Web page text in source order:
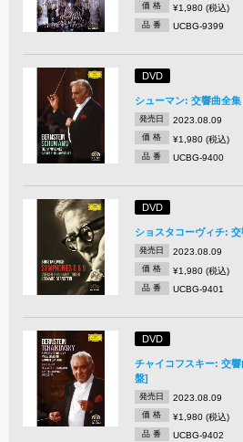
価 格 ¥1,980 (税込)
品 番 UCBG-9399
DVD
シューマン: 交響曲全
発売日 2023.08.09
価 格 ¥1,980 (税込)
品 番 UCBG-9400
DVD
ショスタコーヴィチ:
発売日 2023.08.09
価 格 ¥1,980 (税込)
品 番 UCBG-9401
DVD
チャイコフスキー: 交
盤]
発売日 2023.08.09
価 格 ¥1,980 (税込)
品 番 UCBG-9402